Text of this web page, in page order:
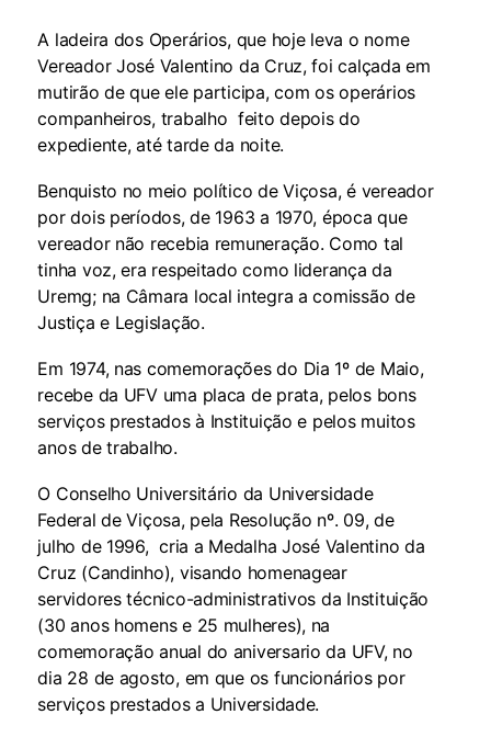
A ladeira dos Operários, que hoje leva o nome
Vereador José Valentino da Cruz, foi calçada em
mutirão de que ele participa, com os operários
companheiros, trabalho feito depois do
expediente, até tarde da noite.
Benquisto no meio político de Viçosa, é vereador
por dois períodos, de 1963 a 1970, época que
vereador não recebia remuneração. Como tal
tinha voz, era respeitado como liderança da
Uremg; na Câmara local integra a comissão de
Justiça e Legislação.
Em 1974, nas comemorações do Dia 1º de Maio,
recebe da UFV uma placa de prata, pelos bons
serviços prestados à Instituição e pelos muitos
anos de trabalho.
O Conselho Universitário da Universidade
Federal de Viçosa, pela Resolução nº. 09, de
julho de 1996, cria a Medalha José Valentino da
Cruz (Candinho), visando homenagear
servidores técnico-administrativos da Instituição
(30 anos homens e 25 mulheres), na
comemoração anual do aniversario da UFV, no
dia 28 de agosto, em que os funcionários por
serviços prestados a Universidade.